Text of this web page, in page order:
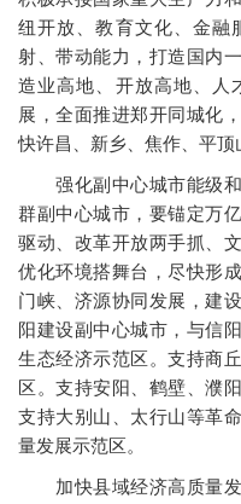
纽开放、教育文化、金融
射、带动能力，打造国内
造业高地、开放高地、人
展，全面推进郑开同城化
快许昌、新乡、焦作、平顶
强化副中心城市能级和
群副中心城市，要锚定万
驱动、改革开放两手抓、
优化环境搭舞台，尽快形
门峡、济源协同发展，建
阳建设副中心城市，与信
生态经济示范区。支持商
区。支持安阳、鹤壁、濮
支持大别山、太行山等革
量发展示范区。
加快县域经济高质量发